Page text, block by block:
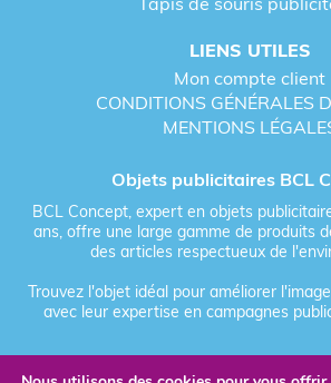
LIENS UTILES
Mon compte client
CONDITIONS GÉNÉRALES
MENTIONS
Objets publicitaires BCL
BCL Concept, expert en objets
ans, offre une large gamme de produits
des articles respectueux de
Trouvez l'objet idéal pour améliorer
avec leur expertise en campagnes